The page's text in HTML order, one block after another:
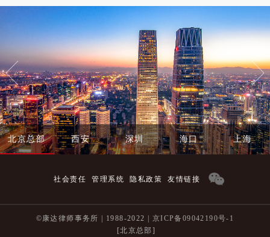
北京总部 西安 深圳 海口 上海
社会责任 管理系统 隐私政策 友情链接
©康达律师事务所 | 1988-2022 | 京ICP备09042190号-1
[北京总部]